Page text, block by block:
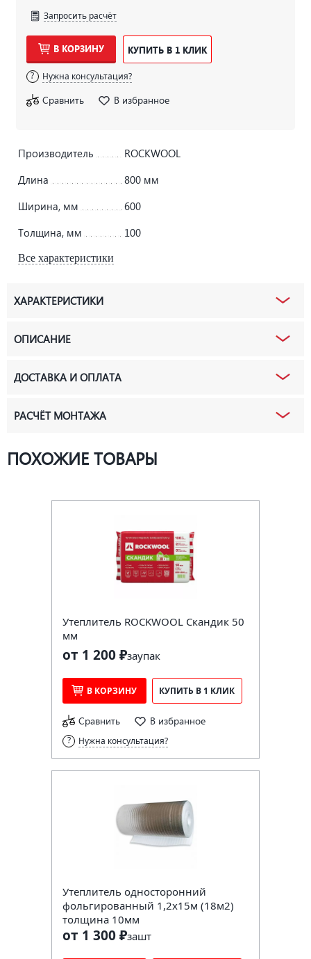
Запросить расчёт
В КОРЗИНУ КУПИТЬ В 1 КЛИК
Нужна консультация?
Сравнить В избранное
Производитель
ROCKWOOL
Длина
800 мм
Ширина, мм
600
Толщина, мм
100
Все характеристики
ХАРАКТЕРИСТИКИ
ОПИСАНИЕ
ДОСТАВКА И ОПЛАТА
РАСЧЁТ МОНТАЖА
ПОХОЖИЕ ТОВАРЫ
Утеплитель ROCKWOOL Скандик 50
мм
от 1 200 ₽заупак
В КОРЗИНУ КУПИТЬ В 1 КЛИК
Сравнить В избранное
Нужна консультация?
Утеплитель односторонний
фольгированный 1,2х15м (18м2)
толщина 10мм
от 1 300 ₽зашт